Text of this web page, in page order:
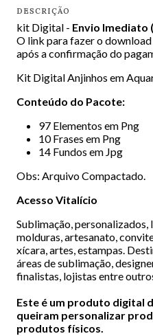
DESCRIÇÃO
kit Digital - Envio Imediato
O link para fazer o
após a confirmação do
Kit Digital Anjinhos em
Conteúdo do Pacote:
97 Elementos em Png
10 Frases em Png
14 Fundos em Jpg
Obs: Arquivo Compactado.
Acesso Vitalício
Sublimação,
molduras, artesanato,
xícara, artes, estampas.
áreas de sublimação,
finalistas, lojistas entre
Este é um produto digital
queiram personalizar
produtos físicos.